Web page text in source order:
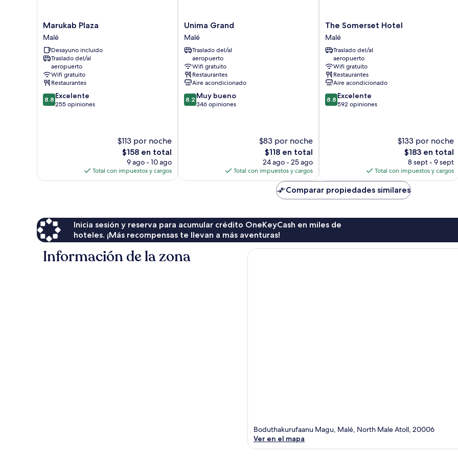
Marukab
Plaza
Malé
Marukab Plaza
Malé
Desayuno incluido
Traslado del/al
aeropuerto
Wifi gratuito
Restaurantes
8.8
de
8.8 Excelente
255 opiniones
$113 por noche
El
precio
actual
es
$158 en total
9 ago - 10 ago
Total con impuestos y cargos
Unima
Grand
Malé
Unima Grand
Malé
Traslado del/al
aeropuerto
Wifi gratuito
Restaurantes
Aire acondicionado
8.2
de
8.2 Muy bueno
346 opiniones
$83 por noche
El
precio
actual
es
$118
$118 en total
24 ago - 25 ago
Total con impuestos y cargos
The
Somerset
Hotel
Malé
The Somerset Hotel
Malé
Traslado del/al
aeropuerto
Wifi gratuito
Restaurantes
Aire acondicionado
8.8
de
8.8 Excelente
592 opiniones
$133 por noche
El
precio
actual
es
de
$183
$183 en total
8 sept - 9 sept
Total con impuestos y cargos
Comparar propiedades similares
Inicia sesión y reserva para acumular crédito OneKeyCash en miles de
hoteles. ¡Más recompensas te llevan a más aventuras!
Información de la zona
Boduthakurufaanu Magu, Malé, North Male Atoll, 20006
Ver en el mapa